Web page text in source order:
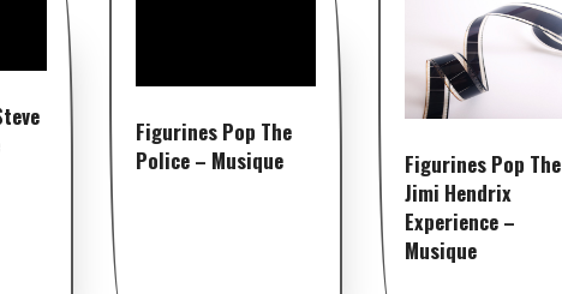
Figurines Pop The
Police – Musique
Figurines Pop The
Jimi Hendrix
Experience –
Musique